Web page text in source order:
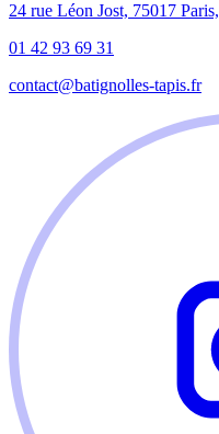
24 rue Léon Jost, 75017
01 42 93 69 31
contact@batignolles-tapis.fr